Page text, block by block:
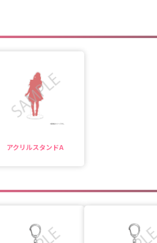
アクリルスタンドA